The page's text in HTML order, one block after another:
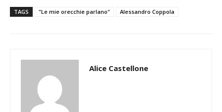
TAGS "Le mie orecchie parlano" Alessandro Coppola
Alice Castellone